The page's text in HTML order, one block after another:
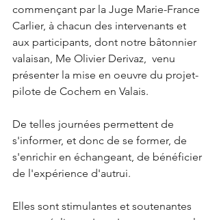
commençant par la Juge Marie-France
Carlier, à chacun des intervenants et
aux participants, dont notre bâtonnier
valaisan, Me Olivier Derivaz,  venu
présenter la mise en oeuvre du projet-
pilote de Cochem en Valais.
De telles journées permettent de
s'informer, et donc de se former, de
s'enrichir en échangeant, de bénéficier
de l'expérience d'autrui.
Elles sont stimulantes et soutenantes